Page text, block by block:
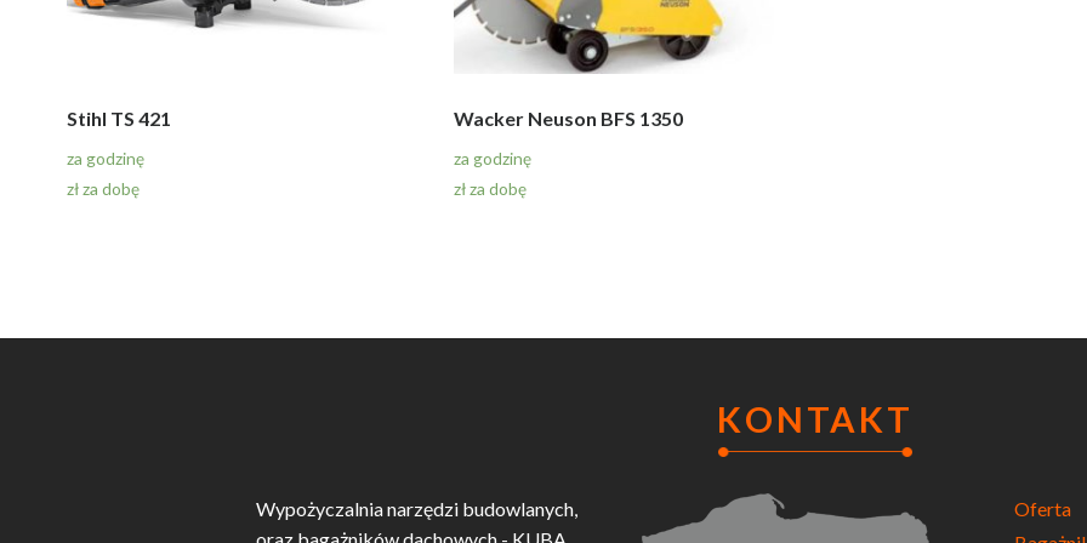
Stihl TS 421
za godzinę
zł za dobę
Wacker Neuson BFS 1350
za godzinę
zł za dobę
KONTAKT
Wypożyczalnia narzędzi budowlanych,
Oferta